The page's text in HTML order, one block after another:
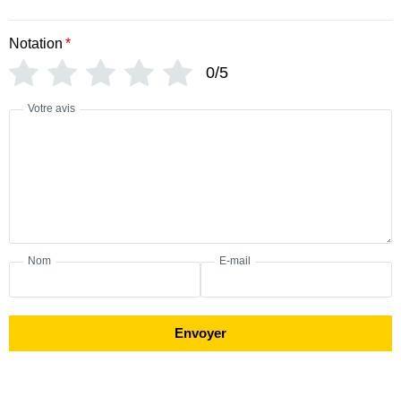
Notation *
0/5
Votre avis
Nom E-mail
Envoyer